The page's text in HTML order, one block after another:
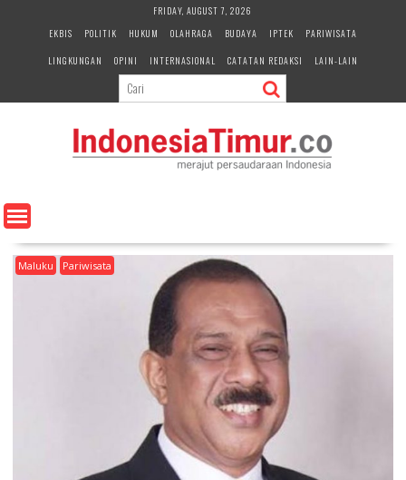
e
n
FRIDAY, AUGUST 7, 2026
EKBIS
POLITIK HUKUM OLAHRAGA BUDAYA IPTEK
PARIWISATA
LINGKUNGAN
OPINI INTERNASIONAL CATATAN REDAKSI LAIN-LAIN
Maluku Pariwisata